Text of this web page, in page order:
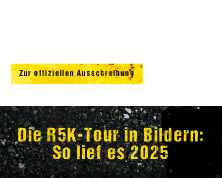
Zur offiziellen Ausschreibung
Die R5K-Tour in Bildern:
So lief es 2025